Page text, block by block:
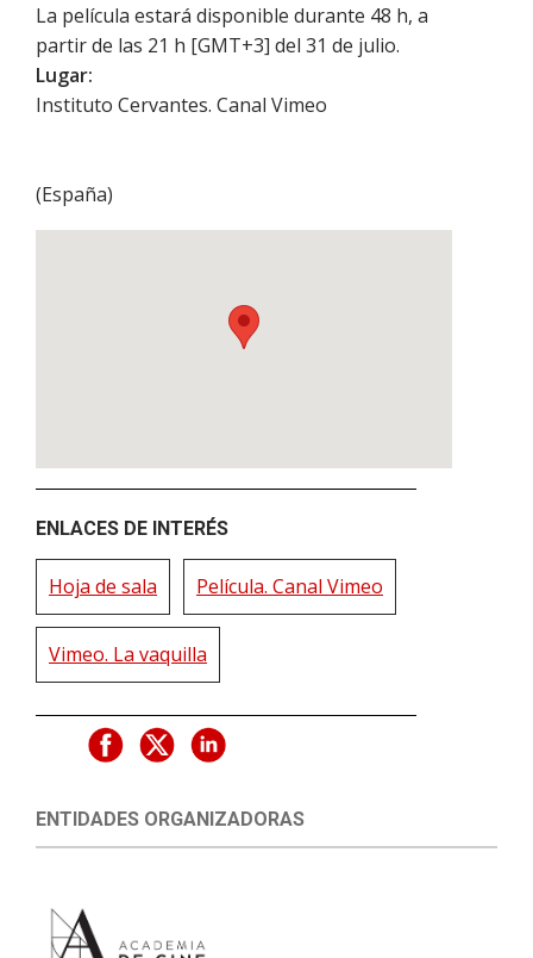
La película estará disponible durante 48 h, a
partir de las 21 h [GMT+3] del 31 de julio.
Lugar:
Instituto Cervantes. Canal Vimeo
(España)
ENLACES DE INTERÉS
Hoja de sala Película. Canal Vimeo
Vimeo. La vaquilla
ENTIDADES ORGANIZADORAS